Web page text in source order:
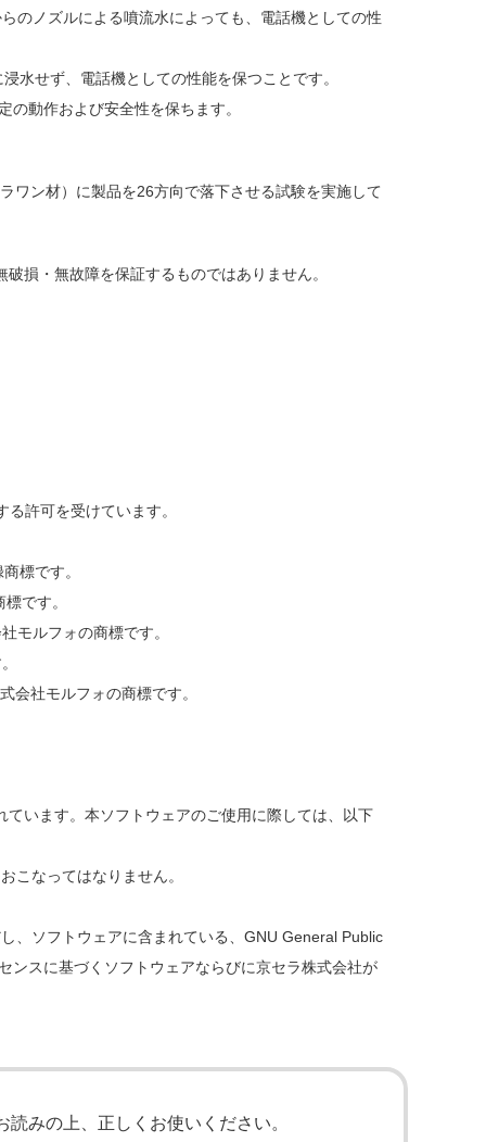
のノズルによる噴流水によっても、電話機としての性
水せず、電話機としての性能を保つことです。
動作および安全性を保ちます。
ワン材）に製品を26方向で落下させる試験を実施して
損・無故障を保証するものではありません。
許可を受けています。
標です。
です。
モルフォの商標です。
会社モルフォの商標です。
います。本ソフトウェアのご使用に際しては、以下
こなってはなりません。
、ソフトウェアに含まれている、GNU General Public
ンスに基づくソフトウェアならびに京セラ株式会社が
みの上、正しくお使いください。